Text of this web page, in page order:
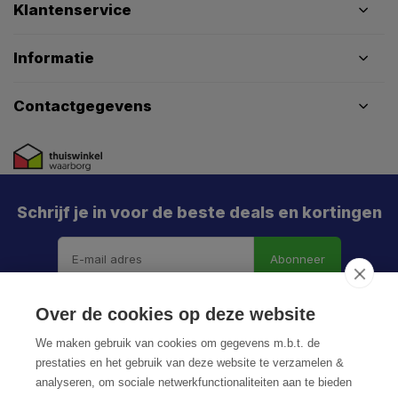
Klantenservice
Informatie
Contactgegevens
Schrijf je in voor de beste deals en kortingen
Abonneer
Over de cookies op deze website
We maken gebruik van cookies om gegevens m.b.t. de
prestaties en het gebruik van deze website te verzamelen &
analyseren, om sociale netwerkfunctionaliteiten aan te bieden